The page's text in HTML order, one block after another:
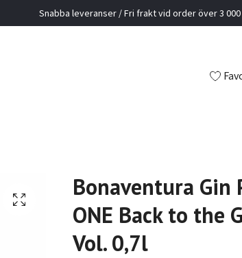
Snabba leveranser / Fri frakt vid order över 3
Bonaventura Gin
ONE Back to the
Vol. 0,7l